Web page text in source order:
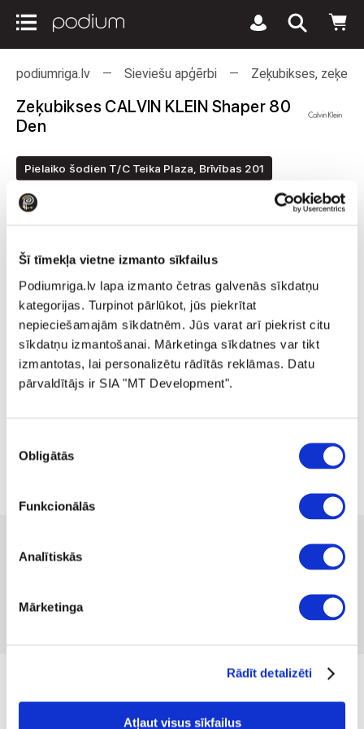
Šī tīmekļa vietne izmanto sīkfailus
Podiumriga.lv lapa izmanto četras galvenās sīkdatņu
kategorijas. Turpinot pārlūkot, jūs piekrītat
nepieciešamajām sīkdatnēm. Jūs varat arī piekrist citu
sīkdatņu izmantošanai. Mārketinga sīkdatnes var tikt
izmantotas, lai personalizētu rādītās reklāmas. Datu
pārvaldītājs ir SIA "MT Development".
izvēle
Obligātās
Funkcionālās
Analītiskās
Mārketinga
Rādīt detalizēti
Atļaut visus sīkfailus
podiumriga.lv Sieviešu apģērbi Zeķubikses, zeķes
Zeķubikses CALVIN KLEIN Shaper 80
Den
Pielaiko šodien T/C Teika Plaza, Brīvības 201
Pieejamība:
Pievienot vēlmju sarakstam
L XL